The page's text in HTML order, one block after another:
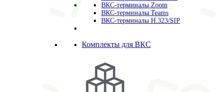
ВКС-терминалы Zoom
ВКС-терминалы Teams
ВКС-терминалы H.323/SIP
Комплекты для ВКС